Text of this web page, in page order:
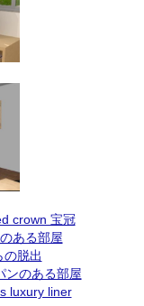
crown 宝冠
ある部屋
の脱出
のある部屋
luxury liner